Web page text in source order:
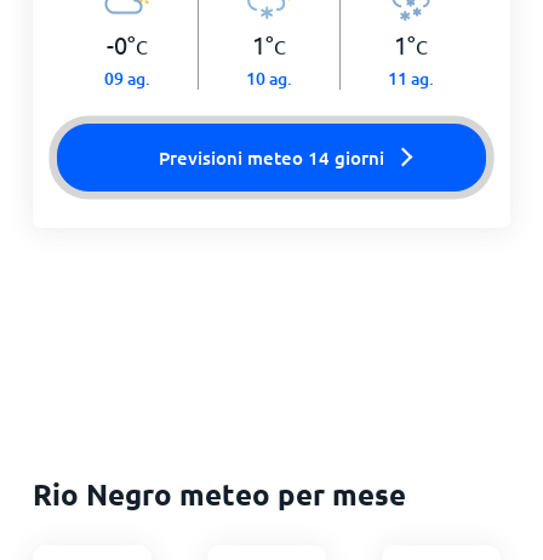
-0°C
09 ag.
1°C
10 ag.
1°C
11 ag.
Previsioni meteo 14 giorni
Rio Negro meteo per mese